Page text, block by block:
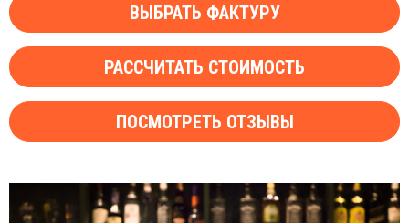
ВЫБРАТЬ ФАКТУРУ
РАССЧИТАТЬ СТОИМОСТЬ
ПОСМОТРЕТЬ ОТЗЫВЫ